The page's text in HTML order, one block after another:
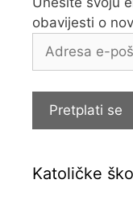
obavijesti o
Adresa
Pretplati se
Katoličke